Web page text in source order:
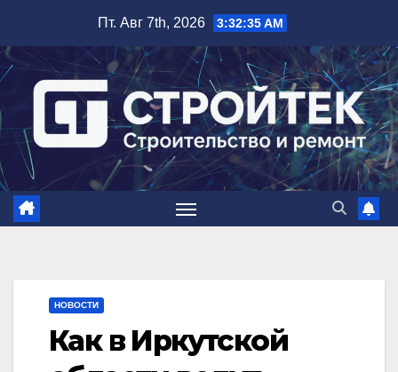
содержимому
Пт. Авг 7th, 2026 3:32:36 AM
НОВОСТИ
Как в Иркутской